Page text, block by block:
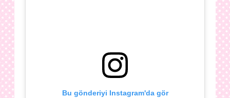
Bu gönderiyi Instagram'da gör